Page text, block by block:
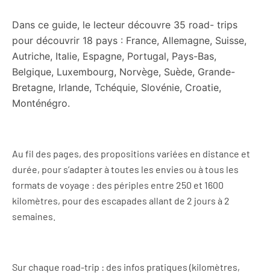
Dans ce guide, le lecteur découvre 35 road- trips
pour découvrir 18 pays : France, Allemagne, Suisse,
Autriche, Italie, Espagne, Portugal, Pays-Bas,
Belgique, Luxembourg, Norvège, Suède, Grande-
Bretagne, Irlande, Tchéquie, Slovénie, Croatie,
Monténégro.
Au fil des pages, des propositions variées en distance et
durée, pour s’adapter à toutes les envies ou à tous les
formats de voyage : des périples entre 250 et 1600
kilomètres, pour des escapades allant de 2 jours à 2
semaines.
Sur chaque road-trip : des infos pratiques (kilomètres,